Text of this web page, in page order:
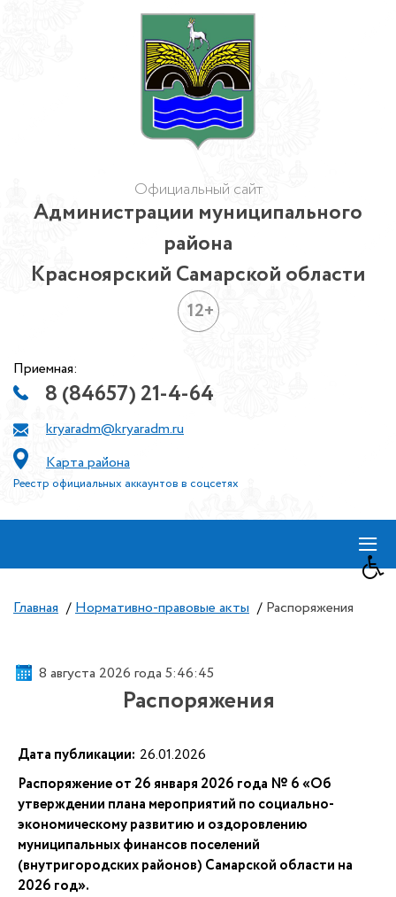
Официальный сайт
Администрации муниципального
района
Красноярский Самарской области
12+
Приемная:
8 (84657) 21-4-64
kryaradm@kryaradm.ru
Карта района
Реестр официальных аккаунтов в соцсетях
≡
Главная / Нормативно-правовые акты / Распоряжения
8 августа 2026 года 5:46:46
Распоряжения
Дата публикации: 26.01.2026
Распоряжение от 26 января 2026 года № 6 «Об
утверждении плана мероприятий по социально-
экономическому развитию и оздоровлению
муниципальных финансов поселений
(внутригородских районов) Самарской области на
2026 год».